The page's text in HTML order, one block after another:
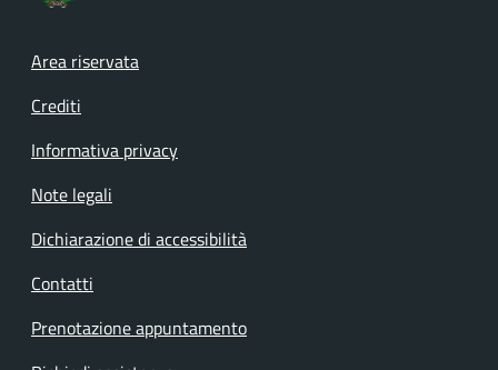
Footer menu
Area riservata
Crediti
Informativa privacy
Note legali
Dichiarazione di accessibilità
Contatti
Prenotazione appuntamento